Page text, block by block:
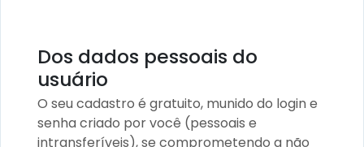
Dos dados pessoais do
usuário
O seu cadastro é gratuito, munido do login e
senha criado por você (pessoais e
intransferíveis), se comprometendo a não